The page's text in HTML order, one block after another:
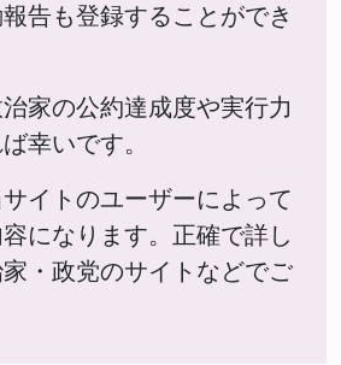
告も登録することができ
家の公約達成度や実行力
幸いです。
イトのユーザーによって
になります。正確で詳し
・政党のサイトなどでご